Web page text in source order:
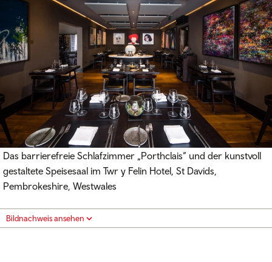
Das barrierefreie Schlafzimmer „Porthclais“ und der kunstvoll
gestaltete Speisesaal im Twr y Felin Hotel, St Davids,
Pembrokeshire, Westwales
Bildnachweis ansehen